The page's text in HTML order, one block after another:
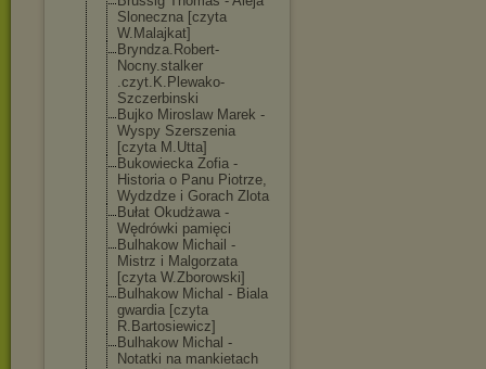
Sloneczna [czyta
W.Malajkat]
Bryndza.Robert-
Nocny.stalker
.czyt.K.Plewako-
Szczerbinski
Bujko Miroslaw Marek -
Wyspy Szerszenia
[czyta M.Utta]
Bukowiecka Zofia -
Historia o Panu Piotrze,
Wydzdze i Gorach Zlota
Bułat Okudżawa -
Wędrówki pamięci
Bulhakow Michail -
Mistrz i Malgorzata
[czyta W.Zborowski]
Bulhakow Michal - Biala
gwardia [czyta
R.Bartosiewicz]
Bulhakow Michal -
Notatki na mankietach